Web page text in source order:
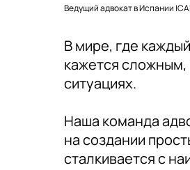
Ведущий адвокат в Испании
В мире, где
кажется
ситуациях.
Наша команда
на создании
сталкивается с